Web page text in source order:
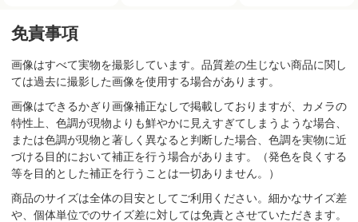
免責事項
画像はすべて実物を撮影しています。品質差の生じない商品に関し
ては過去に撮影した画像を使用する場合があります。
画像はできるかぎり画像補正なしで掲載しておりますが、カメラの
特性上、色調が現物よりも鮮やかに見えすぎてしまうような場合、
または色調が現物と著しく異なると判断した場合、色調を実物に近
づける目的において補正を行う場合があります。（発色を良くする
等を目的とした補正を行うことは一切ありません。）
商品のサイズは全体の目安としてご利用ください。細かなサイズ差
や、個体単位でのサイズ差に対しては免責とさせていただきます。